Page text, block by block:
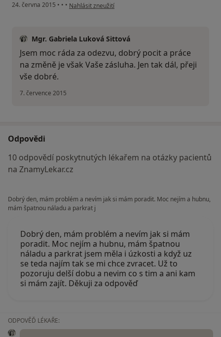
24. června 2015 • • • podle názoru uživatele Váš účet byl odstraněn
Nahlásit zneužití
Mgr. Gabriela Luková Sittová
Jsem moc ráda za odezvu, dobrý pocit a práce
na změně je však Vaše zásluha. Jen tak dál, přeji
vše dobré.
7. července 2015
Odpovědi
10 odpovědí poskytnutých lékařem na otázky pacientů
na ZnamyLekar.cz
Dobrý den, mám problém a nevím jak si mám poradit. Moc nejím a hubnu,
mám špatnou náladu a parkrat j
Dobrý den, mám problém a nevím jak si mám
poradit. Moc nejím a hubnu, mám špatnou
náladu a parkrat jsem měla i úzkosti a když uz
se teda najím tak se mi chce zvracet. Už to
pozoruju delší dobu a nevim co s tim a ani kam
si mám zajít. Děkuji za odpověď
ODPOVĚĎ LÉKAŘE: